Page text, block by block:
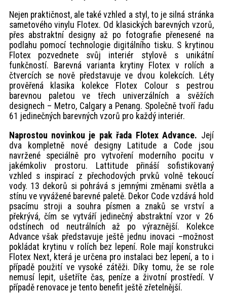
Nejen praktičnost, ale také vzhled a styl, to je silná stránka
sametového vinylu Flotex. Od klasických barevných vzorů,
přes abstraktní designy až po fotografie přenesené na
podlahu pomocí technologie digitálního tisku. S krytinou
Flotex pozvednete svůj interiér stylově s unikátní
funkčností. Barevná varianta krytiny Flotex v rolích a
čtvercích se nově představuje ve dvou kolekcích. Léty
prověřená klasika kolekce Flotex Colour s pestrou
barevnou paletou ve třech univerzálních a svěžích
designech – Metro, Calgary a Penang. Společně tvoří řadu
61 jedinečných barevných vzorů pro každý interiér.
Naprostou novinkou je pak řada Flotex Advance. Její
dva kompletně nové designy Latitude a Code jsou
navržené speciálně pro vytvoření moderního pocitu v
jakémkoliv prostoru. Lattitude přináší sofistikovaný
vzhled s inspirací z přechodových prvků volně tekoucí
vody. 13 dekorů si pohrává s jemnými změnami světla a
stínu ve vyvážené barevné paletě. Dekor Code vzdává hold
psacímu stroji a souhra písmen a znaků se vrství a
překrývá, čím se vytváří jedinečný abstraktní vzor v 26
odstínech od neutrálních až po výraznější. Kolekce
Advance však představuje ještě jednu inovaci –možnost
pokládat krytinu v rolích bez lepení. Role mají konstrukci
Flotex Next, která je určena pro instalaci bez lepení, a to i
případě použití ve vysoké zátěži. Díky tomu, že se role
nemusí lepit, ušetříte čas, peníze a životní prostředí. V
případě renovace je tento benefit ještě zřetelnější.